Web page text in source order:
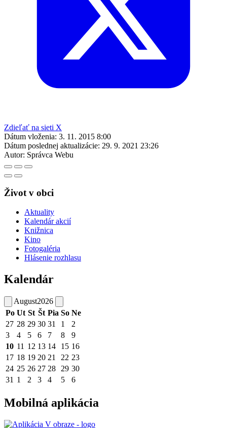
Zdieľať na sieti X
Dátum vloženia: 3. 11. 2015 8:00
Dátum poslednej aktualizácie: 29. 9. 2021 23:26
Autor: Správca Webu
Život v obci
Aktuality
Kalendár akcií
Knižnica
Kino
Fotogaléria
Hlásenie rozhlasu
Kalendár
August2026
Po Ut St Št Pia So Ne
27 28 29 30 31 1
2
3
4 5 6 7 8
9
10 11 12 13 14 15 16
17 18 19 20 21 22 23
24 25 26 27 28 29 30
31 1 2 3 4 5 6
Mobilná aplikácia